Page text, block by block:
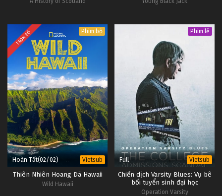
TRỌN BỘ Phim bộ
Hoàn Tất(02/02) Vietsub
Thiên Nhiên Hoang Dã Hawaii
Wild Hawaii
Phim lẻ
Full Vietsub
Chiến dịch Varsity Blues: Vụ bê
bối tuyển sinh đại học
Operation Varsity